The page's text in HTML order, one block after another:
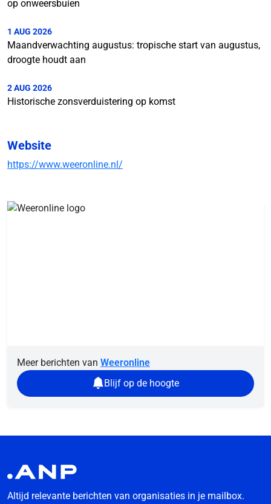
op onweersbuien
1 AUG 2026
Maandverwachting augustus: tropische start van augustus,
droogte houdt aan
2 AUG 2026
Historische zonsverduistering op komst
Website
https://www.weeronline.nl/
Meer berichten van Weeronline
Blijf op de hoogte
Altijd relevante berichten van organisaties in je mailbox.